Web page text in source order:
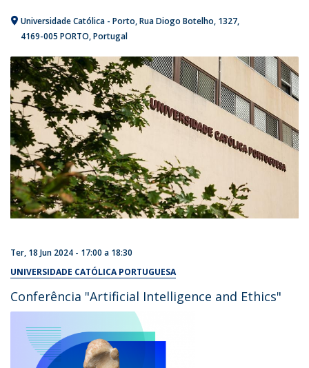
Universidade Católica - Porto Rua Diogo Botelho, 1327
4169-005 PORTO Portugal
Ter, 18 Jun 2024 - 17:00 a 18:30
UNIVERSIDADE CATÓLICA PORTUGUESA
Conferência "Artificial Intelligence and Ethics"